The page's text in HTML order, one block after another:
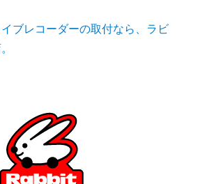
ブレコーダーの取付なら、ラビ